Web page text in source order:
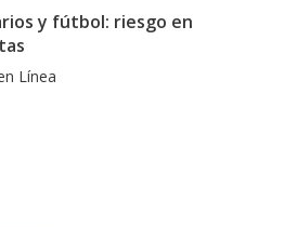
y fútbol: riesgo en
Línea